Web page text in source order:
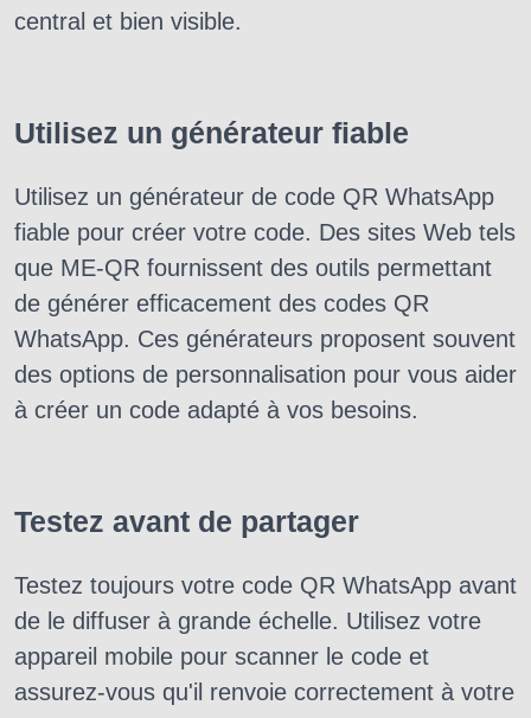
central et bien visible.
Utilisez un générateur fiable
Utilisez un générateur de code QR WhatsApp
fiable pour créer votre code. Des sites Web tels
que ME-QR fournissent des outils permettant
de générer efficacement des codes QR
WhatsApp. Ces générateurs proposent souvent
des options de personnalisation pour vous aider
à créer un code adapté à vos besoins.
Testez avant de partager
Testez toujours votre code QR WhatsApp avant
de le diffuser à grande échelle. Utilisez votre
appareil mobile pour scanner le code et
assurez-vous qu'il renvoie correctement à votre